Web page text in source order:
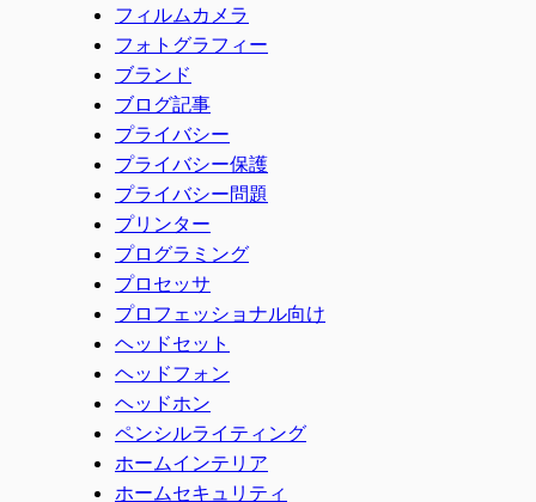
フィルムカメラ
フォトグラフィー
ブランド
ブログ記事
プライバシー
プライバシー保護
プライバシー問題
プリンター
プログラミング
プロセッサ
プロフェッショナル向け
ヘッドセット
ヘッドフォン
ヘッドホン
ペンシルライティング
ホームインテリア
ホームセキュリティ